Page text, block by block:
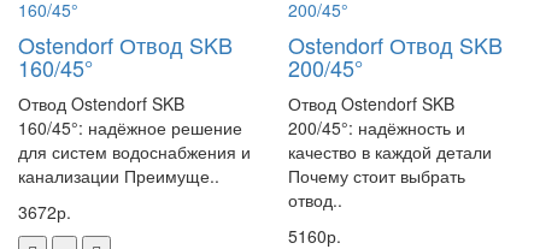
Ostendorf Отвод SKB
160/45°
Отвод Ostendorf SKB
160/45°: надёжное решение
для систем водоснабжения и
канализации Преимуще..
3672р.
Ostendorf Отвод SKB
200/45°
Отвод Ostendorf SKB
200/45°: надёжность и
качество в каждой детали
Почему стоит выбрать
отвод..
5160р.